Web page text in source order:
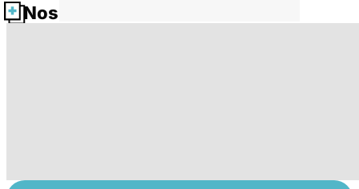
Nos fiches santé